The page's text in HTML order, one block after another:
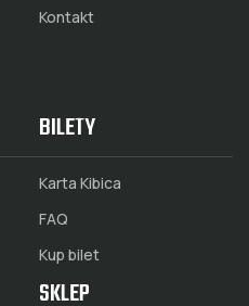
Kontakt
BILETY
Karta Kibica
FAQ
Kup bilet
SKLEP